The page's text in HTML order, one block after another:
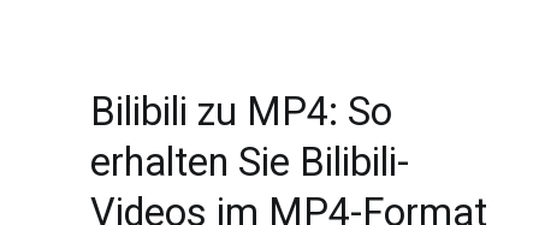
Bilibili zu MP4: So
erhalten Sie Bilibili-
Videos im MP4-Format